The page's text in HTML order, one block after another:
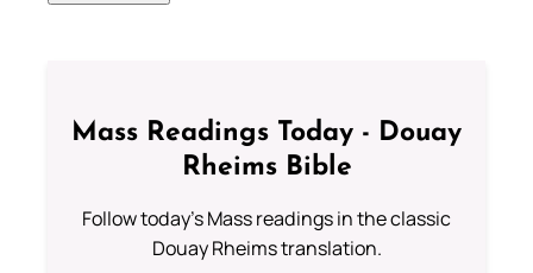
Mass Readings Today - Douay
Rheims Bible
Follow today's Mass readings in the classic
Douay Rheims translation.